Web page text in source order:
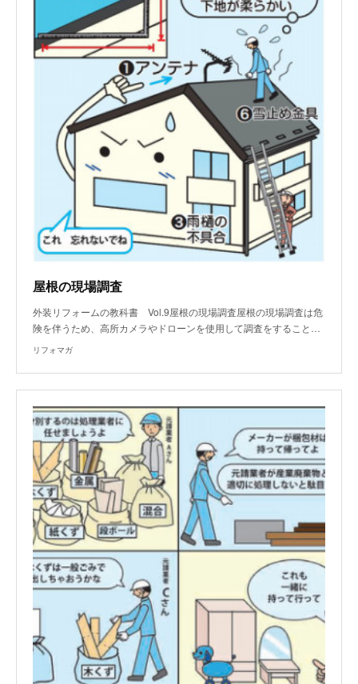
屋根の現場調査
外装リフォームの教科書 Vol.9屋根の現場調査屋根の現場調査は危
険を伴うため、高所カメラやドローンを使用して調査をすること…
リフォマガ